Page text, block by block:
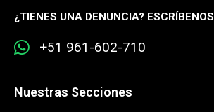
¿TIENES UNA DENUNCIA? ESCRÍBENOS
+51 961-602-710
Nuestras Secciones